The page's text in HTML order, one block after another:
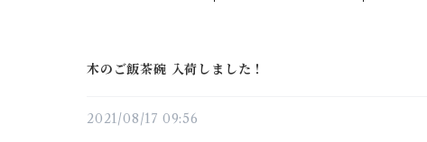
木のご飯茶碗 入荷しました！
2021/08/17 09:56